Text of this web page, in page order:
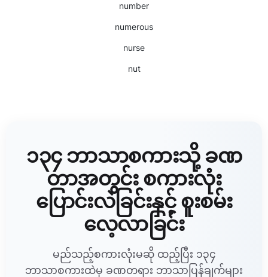
number
numerous
nurse
nut
၁၃၄ ဘာသာစကားသို့ ခဏ
တာအတွင်း စကားလုံး
ပြောင်းလဲခြင်းနှင့် စူးစမ်း
လေ့လာခြင်း
မည်သည့်စကားလုံးမဆို ထည့်ပြီး ၁၃၄
ဘာသာစကားထဲမှ ခဏတရား ဘာသာပြန်ချက်များ